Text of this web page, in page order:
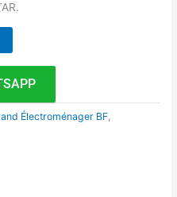
Électroménager BF